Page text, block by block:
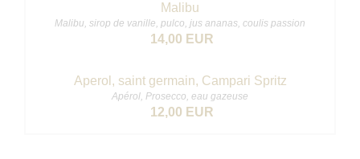
Malibu
Malibu, sirop de vanille, pulco, jus ananas, coulis passion
14,00 EUR
Aperol, saint germain, Campari Spritz
Apérol, Prosecco, eau gazeuse
12,00 EUR